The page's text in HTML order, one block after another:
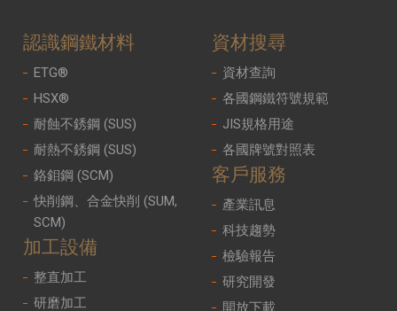
認識鋼鐵材料
ETG®
HSX®
耐蝕不銹鋼 (SUS)
耐熱不銹鋼 (SUS)
鉻鉬鋼 (SCM)
快削鋼、合金快削 (SUM,
SCM)
加工設備
整直加工
研磨加工
資材搜尋
資材查詢
各國鋼鐵符號規範
JIS規格用途
各國牌號對照表
客戶服務
產業訊息
科技趨勢
檢驗報告
研究開發
開放下載